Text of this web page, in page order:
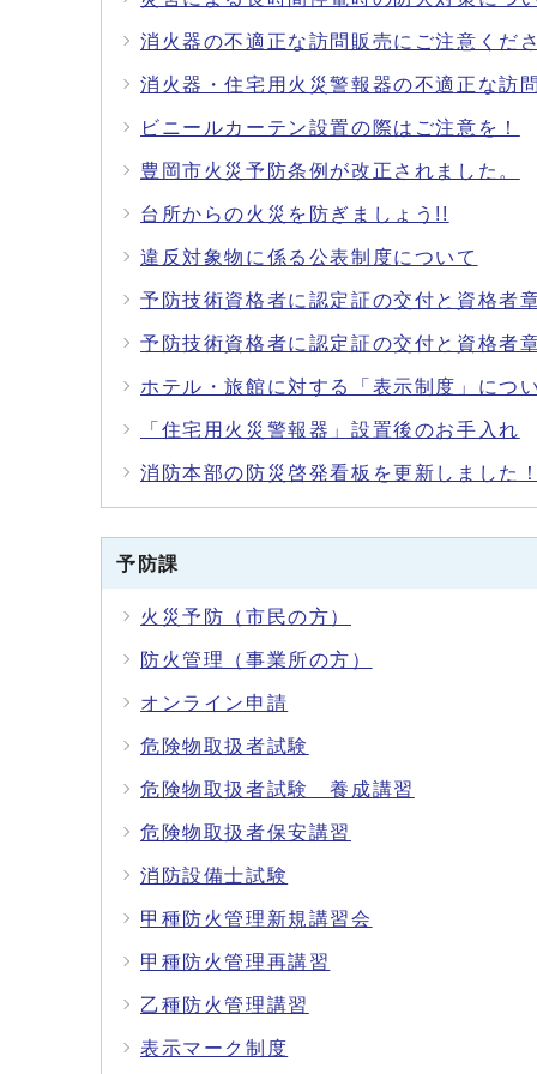
消火器の不適正な訪問販売にご注意くだ
消火器・住宅用火災警報器の不適正な訪
ビニールカーテン設置の際はご注意を！
豊岡市火災予防条例が改正されました。
台所からの火災を防ぎましょう!!
違反対象物に係る公表制度について
予防技術資格者に認定証の交付と資格者
予防技術資格者に認定証の交付と資格者
ホテル・旅館に対する「表示制度」につ
「住宅用火災警報器」設置後のお手入れ
消防本部の防災啓発看板を更新しました
予防課
火災予防（市民の方）
防火管理（事業所の方）
オンライン申請
危険物取扱者試験
危険物取扱者試験 養成講習
危険物取扱者保安講習
消防設備士試験
甲種防火管理新規講習会
甲種防火管理再講習
乙種防火管理講習
表示マーク制度